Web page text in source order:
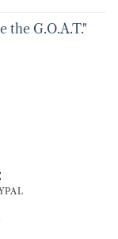
the G.O.A.T."